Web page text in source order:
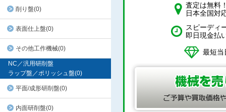
削り盤(0)
表面仕上盤(0)
その他工作機械(0)
NC／汎用研削盤
ラップ盤／ポリッシュ盤(0)
平面/成形研削盤(0)
内面研削盤(0)
査定は無料
日本全国対
スピーディ
即日現金払
最短当